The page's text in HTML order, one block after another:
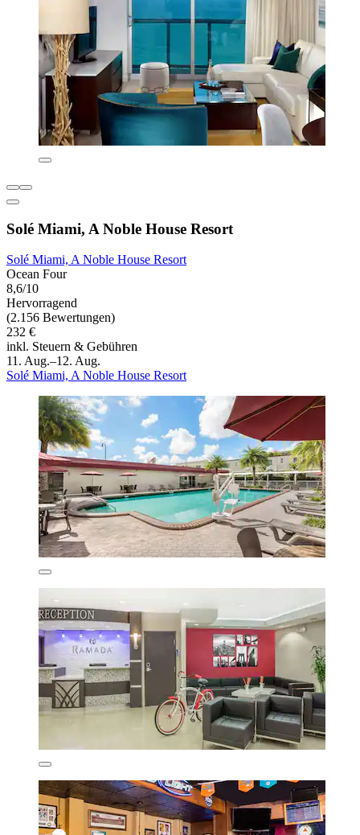
Solé Miami, A Noble House Resort
Solé Miami, A Noble House Resort
Ocean Four
8,6/10
Hervorragend
(2.156 Bewertungen)
232 €
inkl. Steuern & Gebühren
11. Aug.–12. Aug.
Solé Miami, A Noble House Resort